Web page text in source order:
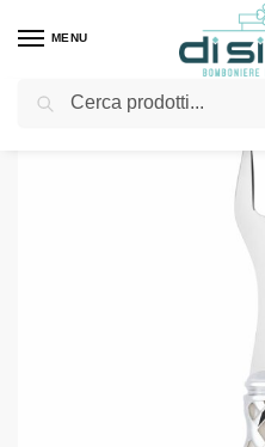
MENU
Home Shop Bomboniere